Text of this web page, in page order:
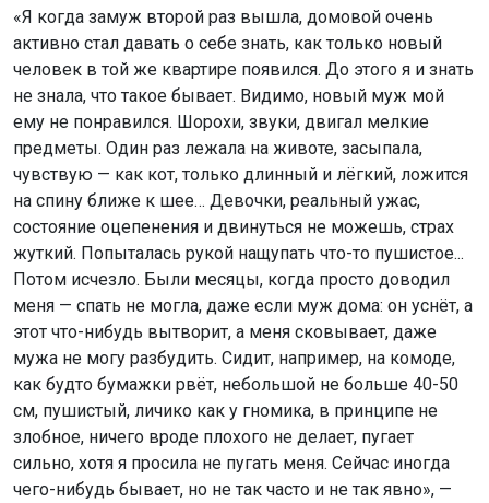
«Я когда замуж второй раз вышла, домовой очень
активно стал давать о себе знать, как только новый
человек в той же квартире появился. До этого я и знать
не знала, что такое бывает. Видимо, новый муж мой
ему не понравился. Шорохи, звуки, двигал мелкие
предметы. Один раз лежала на животе, засыпала,
чувствую — как кот, только длинный и лёгкий, ложится
на спину ближе к шее… Девочки, реальный ужас,
состояние оцепенения и двинуться не можешь, страх
жуткий. Попыталась рукой нащупать что-то пушистое...
Потом исчезло. Были месяцы, когда просто доводил
меня — спать не могла, даже если муж дома: он уснёт, а
этот что-нибудь вытворит, а меня сковывает, даже
мужа не могу разбудить. Сидит, например, на комоде,
как будто бумажки рвёт, небольшой не больше 40-50
см, пушистый, личико как у гномика, в принципе не
злобное, ничего вроде плохого не делает, пугает
сильно, хотя я просила не пугать меня. Сейчас иногда
чего-нибудь бывает, но не так часто и не так явно», —